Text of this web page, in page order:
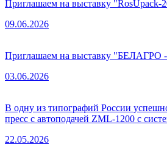
Приглашаем на выставку "RosUpack-
09.06.2026
Приглашаем на выставку "БЕЛАГРО
03.06.2026
В одну из типографий России
пресс с автоподачей ZML-1200 с
22.05.2026